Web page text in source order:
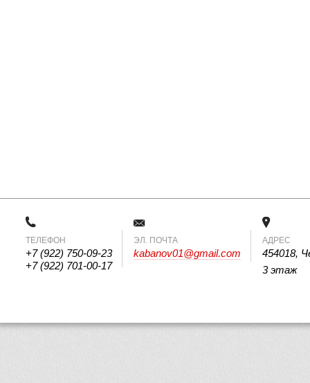
ТЕЛЕФОН
+7 (922) 750-09-23
+7 (922) 701-00-17
ЭЛ. ПОЧТА
kabanov01@gmail.com
АДРЕС
454018,
3 этаж